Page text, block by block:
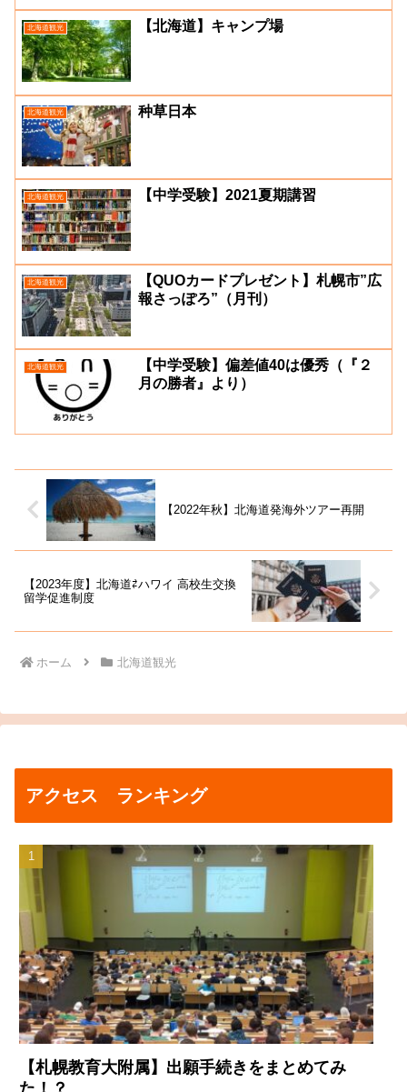
北海道観光 【北海道】キャンプ場
北海道観光 种草日本
北海道観光 【中学受験】2021夏期講習
北海道観光
【QUOカードプレゼント】札幌市”広
報さっぽろ”（月刊）
北海道観光
【中学受験】偏差値40は優秀（『２
月の勝者』より）
【2022年秋】北海道発海外ツアー再開
【2023年度】北海道⇄ハワイ 高校生交換
留学促進制度
ホーム 北海道観光
アクセス ランキング
【札幌教育大附属】出願手続きをまとめてみ
た！？